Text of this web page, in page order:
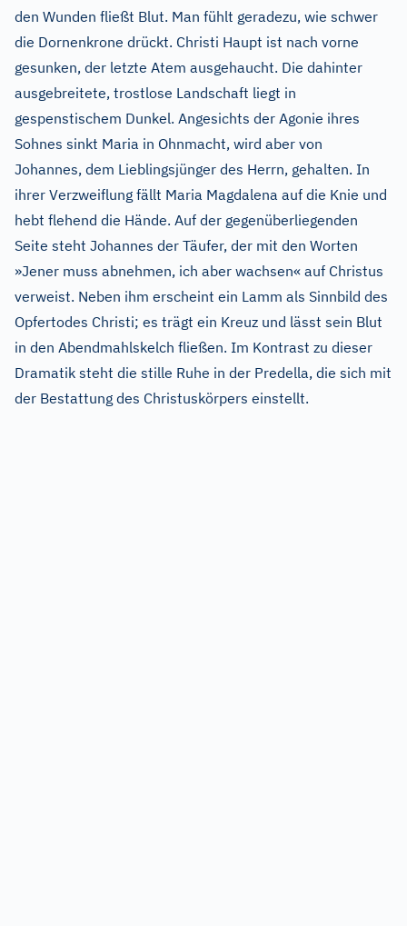
den Wunden fließt Blut. Man fühlt geradezu, wie schwer
die Dornenkrone drückt. Christi Haupt ist nach vorne
gesunken, der letzte Atem ausgehaucht. Die dahinter
ausgebreitete, trostlose Landschaft liegt in
gespenstischem Dunkel. Angesichts der Agonie ihres
Sohnes sinkt Maria in Ohnmacht, wird aber von
Johannes, dem Lieblingsjünger des Herrn, gehalten. In
ihrer Verzweiflung fällt Maria Magdalena auf die Knie und
hebt flehend die Hände. Auf der gegenüberliegenden
Seite steht Johannes der Täufer, der mit den Worten
»Jener muss abnehmen, ich aber wachsen« auf Christus
verweist. Neben ihm erscheint ein Lamm als Sinnbild des
Opfertodes Christi; es trägt ein Kreuz und lässt sein Blut
in den Abendmahlskelch fließen. Im Kontrast zu dieser
Dramatik steht die stille Ruhe in der Predella, die sich mit
der Bestattung des Christuskörpers einstellt.